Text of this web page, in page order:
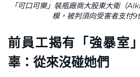
「可口可樂」裝瓶廠商大股東大衛（
模，被判須向受害者支付9
前員工揭有「強暴
辜：從來沒碰她們